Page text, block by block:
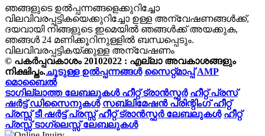
ഞങ്ങളുടെ ഉൽപ്പന്നങ്ങളെക്കുറിച്ചോ
വിലവിവരപ്പട്ടികയെക്കുറിച്ചോ ഉള്ള അന്വേഷണങ്ങൾക്ക്,
ദയവായി നിങ്ങളുടെ ഇമെയിൽ ഞങ്ങൾക്ക് അയക്കുക,
ഞങ്ങൾ 24 മണിക്കൂറിനുള്ളിൽ ബന്ധപ്പെടും.
വിലവിവരപ്പട്ടികയ്ക്കുള്ള അന്വേഷണം
© പകർപ്പവകാശം 20102022 : എല്ലാ അവകാശങ്ങളും
നിക്ഷിപ്തം.ചൂടുള്ള ഉൽപ്പന്നങ്ങൾ സൈറ്റ്മാപ്പ് AMP
മൊബൈൽ
ടാഗില്ലാത്ത ലേബലുകൾ ഹീറ്റ് ട്രാൻസ്ഫർ ഹീറ്റ് പ്രസ്
ഷർട്ട് ഡിസൈനുകൾ സബ്ലിമേഷൻ പ്രിന്റിംഗ് ഹീറ്റ്
പ്രസ്സ് ടീ ഷർട്ട് പ്രസ്സ് ഹീറ്റ് ട്രാൻസ്ഫർ ലേബലുകൾ ഹീറ്റ്
പ്രസ്സ് ടാഗ്ലെസ്സ് ലേബലുകൾ